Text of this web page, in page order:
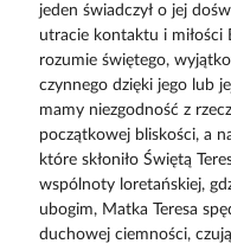
jeden świadczył o jej
utracie kontaktu i miłości
rozumie świętego,
czynnego dzięki jego lub
mamy niezgodność z
początkowej bliskości, a
które skłoniło Świętą
wspólnoty loretańskiej,
ubogim, Matka Teresa
duchowej ciemności,